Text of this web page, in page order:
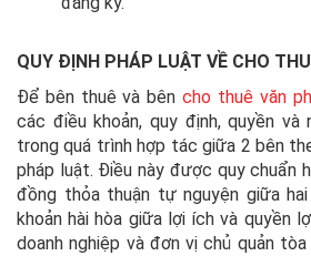
QUY ĐỊNH PHÁP LUẬT VỀ CHO
Để bên thuê và bêncho thuê văn
các điều khoản, quy định, quyền và
trong quá trình hợp tác giữa 2 bên
pháp luật. Điều này được quy chuẩn
đồng thỏa thuận tự nguyện giữa
khoản hài hòa giữa lợi ích và quyền
doanh nghiệp và đơn vị chủ quản